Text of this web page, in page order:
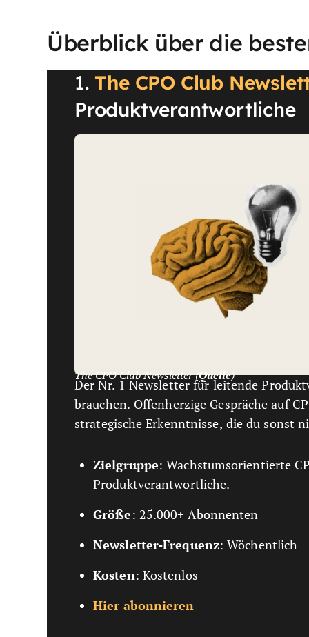
Überblick über die
1. The CPO Club
Produktverantwortliche
The CPO Club Newsletter (Quelle)
Der Nr. 1 Newsletter für leitende
brauchen. Offenherzige Gespräche auf
strategische Erkenntnisse, die du sonst
Zielgruppe: Wachstumsorientierte
Produktverantwortliche.
Größe: 25.000+ Abonnenten
Newsletter-Frequenz: Wöchentlich
Kosten: Kostenlos
Hier abonnieren